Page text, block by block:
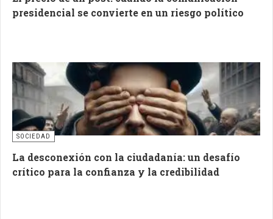
presidencial se convierte en un riesgo político
SOCIEDAD
La desconexión con la ciudadanía: un desafío
crítico para la confianza y la credibilidad